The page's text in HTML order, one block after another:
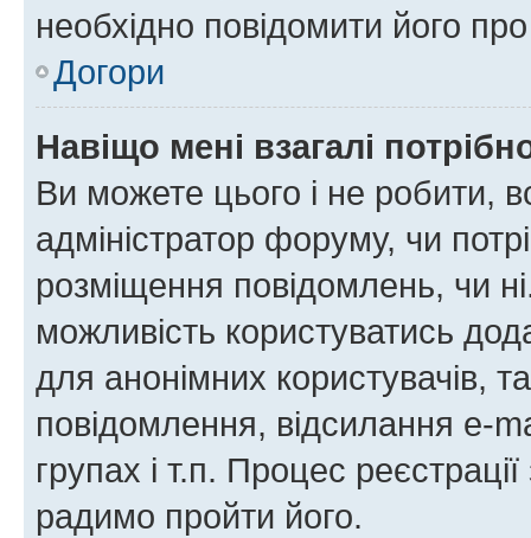
необхідно повідомити його
Догори
Навіщо мені взагалі
Ви можете цього і не робити,
адміністратор форуму, чи
розміщення повідомлень, чи
можливість користуватись
для анонімних користувачів,
повідомлення, відсилання e-
групах і т.п. Процес
радимо пройти його.